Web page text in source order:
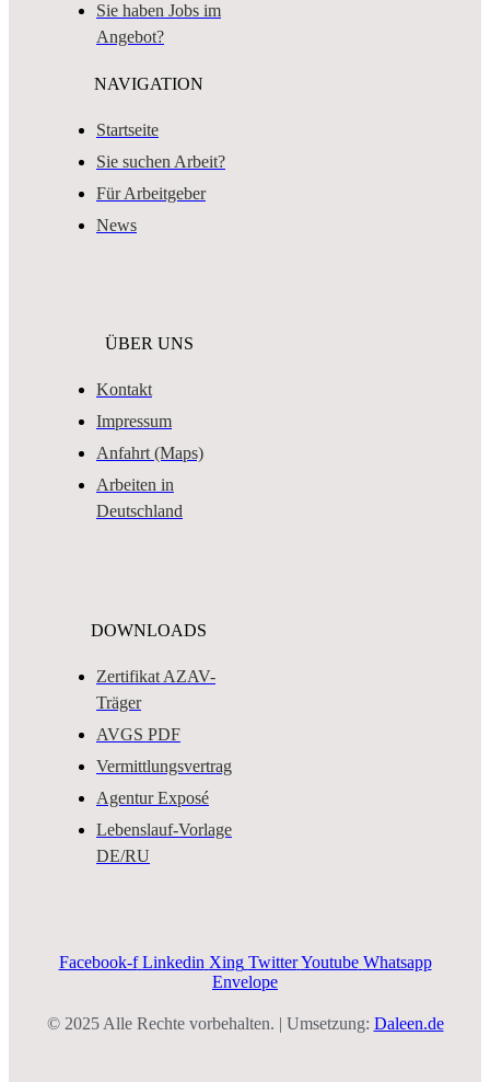
Sie haben Jobs im
Angebot?
NAVIGATION
Startseite
Sie suchen Arbeit?
Für Arbeitgeber
News
ÜBER UNS
Kontakt
Impressum
Anfahrt (Maps)
Arbeiten in
Deutschland
DOWNLOADS
Zertifikat AZAV-
Träger
AVGS PDF
Vermittlungsvertrag
Agentur Exposé
Lebenslauf-Vorlage
DE/RU
Facebook-f Linkedin Xing Twitter Youtube Whatsapp
Envelope
© 2025 Alle Rechte vorbehalten. | Umsetzung: Daleen.de